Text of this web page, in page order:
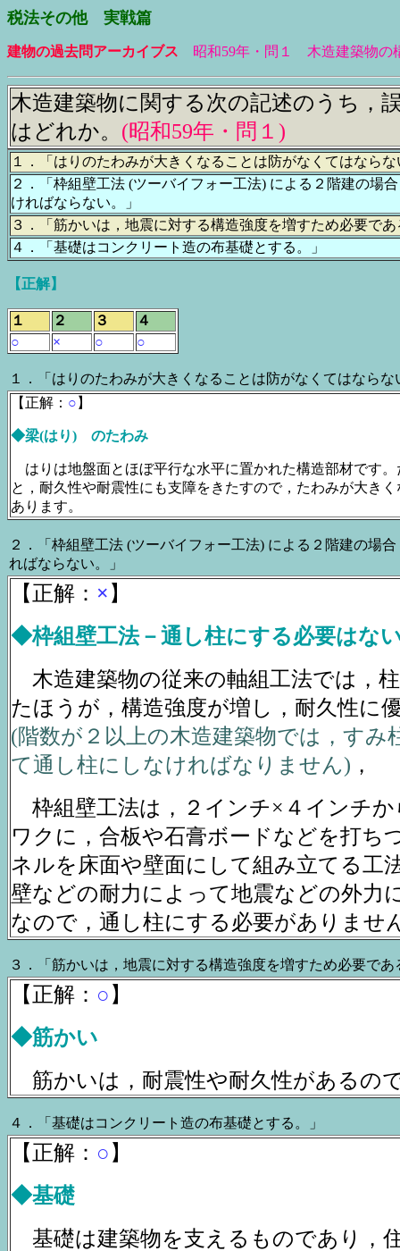
税法その他 実戦篇
建物の過去問アーカイブス 昭和59年・問１ 木造建築物の
木造建築物に関する次の記述のうち，
はどれか。 (昭和59年・問１ )
１．「はりのたわみが大きくなることは防がなくてはならな
２．「枠組壁工法 (ツーバイフォー工法) による２階建の場
ければならない。」
３．「筋かいは，地震に対する構造強度を増すため必要であ
４．「基礎はコンクリート造の布基礎とする。」
【正解】
１ ２ ３
４
○
× ○ ○
１．「はりのたわみが大きくなることは防がなくてはならな
【正解： ○ 】
◆梁(はり) のたわみ
はりは地盤面とほぼ平行な水平に置かれた構造部材です
と，耐久性や耐震性にも支障をきたすので，たわみが大き
あります。
２．「枠組壁工法 (ツーバイフォー工法) による２階建の場
ればならない。」
【正解： × 】
◆枠組壁工法－通し柱にする必要はな
木造建築物の従来の軸組工法では，
たほうが，構造強度が増し，耐久性に
(階数が２以上の木造建築物では，すみ
て通し柱にしなければなりません) ，
枠組壁工法は，２インチ×４インチ
ワクに，合板や石膏ボードなどを打ち
ネルを床面や壁面にして組み立てる工
壁などの耐力によって地震などの外力
なので，通し柱にする必要がありませ
３．「筋かいは，地震に対する構造強度を増すため必要であ
【正解： ○ 】
◆筋かい
筋かいは，耐震性や耐久性があるの
４．「基礎はコンクリート造の布基礎とする。」
【正解： ○ 】
◆基礎
基礎は建築物を支えるものであり，